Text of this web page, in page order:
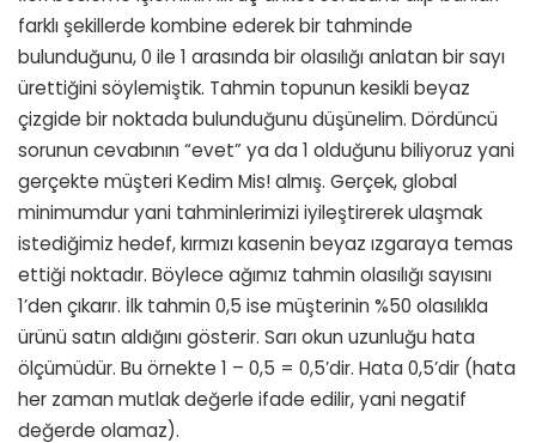
farklı şekillerde kombine ederek bir tahminde
bulunduğunu, 0 ile 1 arasında bir olasılığı anlatan bir sayı
ürettiğini söylemiştik. Tahmin topunun kesikli beyaz
çizgide bir noktada bulunduğunu düşünelim. Dördüncü
sorunun cevabının “evet” ya da 1 olduğunu biliyoruz yani
gerçekte müşteri Kedim Mis! almış. Gerçek, global
minimumdur yani tahminlerimizi iyileştirerek ulaşmak
istediğimiz hedef, kırmızı kasenin beyaz ızgaraya temas
ettiği noktadır. Böylece ağımız tahmin olasılığı sayısını
1’den çıkarır. İlk tahmin 0,5 ise müşterinin %50 olasılıkla
ürünü satın aldığını gösterir. Sarı okun uzunluğu hata
ölçümüdür. Bu örnekte 1 – 0,5 = 0,5’dir. Hata 0,5’dir (hata
her zaman mutlak değerle ifade edilir, yani negatif
değerde olamaz).